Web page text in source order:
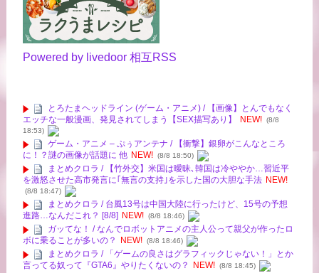
Powered by livedoor 相互RSS
とろたまヘッドライン (ゲーム・アニメ) / 【画像】とんでもなく
エッチな一般漫画、発見されてしまう【SEX描写あり】
NEW! (8/8
18:53)
ゲーム・アニメ – ぷぅアンテナ / 【衝撃】銀卵がこんなところ
に！？謎の画像が話題に 他 NEW! (8/8 18:50)
まとめクロラ / 【竹外交】米国は曖昧､韓国は冷ややか…習近平
を激怒させた高市発言に｢無言の支持｣を示した国の大胆な手法 NEW!
(8/8 18:47)
まとめクロラ / 台風13号は中国大陸に行ったけど、15号の予想
進路…なんだこれ？ [8/8] NEW! (8/8 18:46)
ガッてな！ / なんでロボットアニメの主人公って親父が作ったロ
ボに乗ることが多いの？
NEW! (8/8 18:46)
まとめクロラ / 「ゲームの良さはグラフィックじゃない！」とか
言ってる奴って『GTA6』やりたくないの？
NEW! (8/8 18:45)